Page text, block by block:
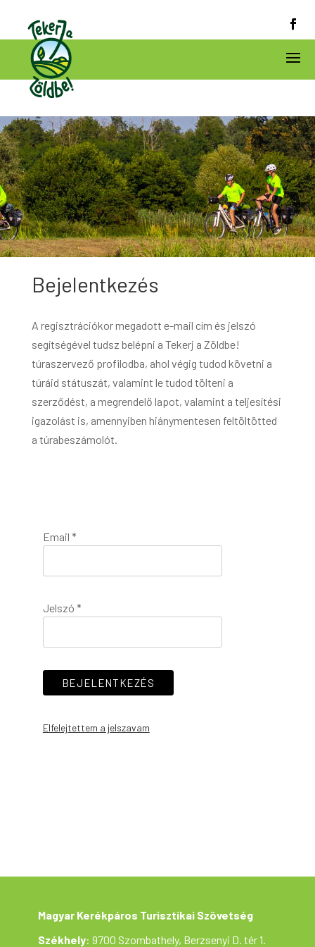
Bejelentkezés
A regisztrációkor megadott e-mail cím és jelszó
segítségével tudsz belépni a Tekerj a Zöldbe!
túraszervező profilodba, ahol végig tudod követni a
túráid státuszát, valamint le tudod tölteni a
szerződést, a megrendelő lapot, valamint a teljesítési
igazolást is, amennyiben hiánymentesen feltöltötted
a túrabeszámolót.
Email *
Jelszó *
BEJELENTKEZÉS
Elfelejtettem a jelszavam
Magyar Kerékpáros Turisztikai Szövetség
Székhely: 9700 Szombathely, Berzsenyi D. tér 1.